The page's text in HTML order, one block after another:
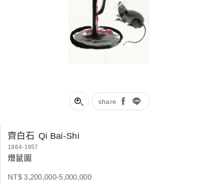
share
齊白石 Qi Bai-Shi
1864-1957
燈鼠圖
NT$ 3,200,000-5,000,000